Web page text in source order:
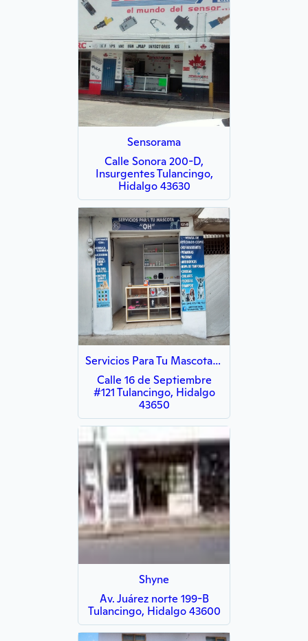
Sensorama
Calle Sonora 200-D,
Insurgentes Tulancingo,
Hidalgo 43630
Servicios Para Tu Mascota OH
Calle 16 de Septiembre
#121 Tulancingo, Hidalgo
43650
Shyne
Av. Juárez norte 199-B
Tulancingo, Hidalgo 43600